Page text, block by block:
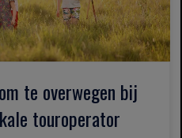
te overwegen bij
touroperator